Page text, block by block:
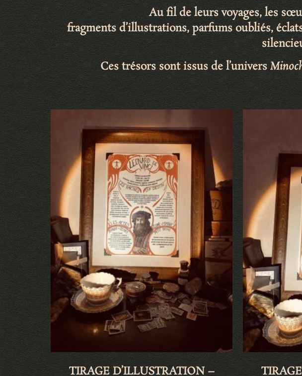
Au fil de leurs voyages, les
fragments d’illustrations,parfums oubliés,
Ces trésors sont issus de l’univers
TIRAGE D’ILLUSTRATION –